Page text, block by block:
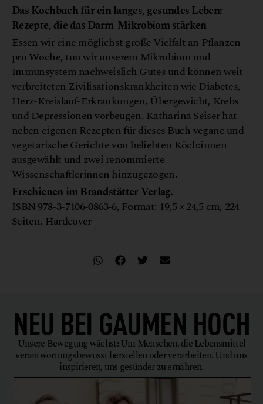
Das Kochbuch für ein langes, gesundes Leben:
Rezepte, die das Darm-Mikrobiom stärken
Essen wir eine möglichst große Vielfalt an Pflanzen
pro Woche, tun wir unserem Mikrobiom und
Immunsystem nachweislich Gutes und können weit
verbreiteten Zivilisationskrankheiten wie Diabetes,
Herz-Kreislauf-Erkrankungen, Übergewicht, Krebs
und Depressionen vorbeugen. Katharina Seiser hat
neben eigenen Rezepten für dieses Buch vegane und
vegetarische Gerichte von beliebten Köch:innen
ausgewählt und zwei renommierte
Wissenschaftlerinnen hinzugezogen.
Erschienen im Brandstätter Verlag.
ISBN 978-3-7106-0863-6, Format: 19,5 × 24,5 cm, 224
Seiten, Hardcover
NEU BEI GAUMEN HOCH
Unsere Bewegung wächst: Um Menschen, die Lebensmittel
verantwortungsbewusst herstellen oder verarbeiten. Und uns
inspirieren, uns gesünder zu ernähren.